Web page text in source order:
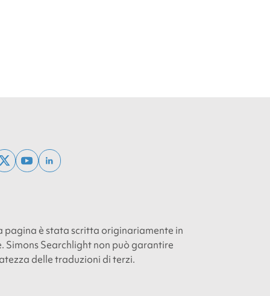
x
youtubelinkedin
pagina è stata scritta originariamente in
Simons Searchlight non può garantire
delle traduzioni di terzi.